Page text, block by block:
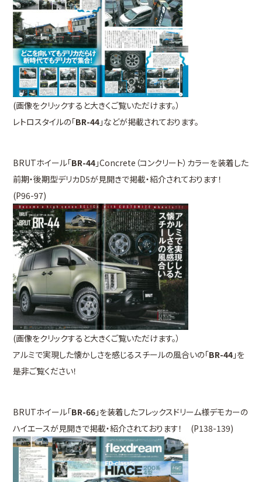
(画像をクリックすると大きくご覧いただけます。）
レトロスタイルの「BR-44 」などが掲載されております。
BRUTホイール「BR-44 」Concrete（コンクリート）カラーを装着した
前期・後期型デリカD5が見開きで掲載・紹介されております！
(P96-97)
(画像をクリックすると大きくご覧いただけます。）
アルミで実現した懐かしさを感じるスチールの風合いの「BR-44 」を
是非ご覧ください！
BRUTホイール「BR-66 」を装着したフレックスドリーム様デモカーの
ハイエースが見開きで掲載・紹介されております！ (P138-139)